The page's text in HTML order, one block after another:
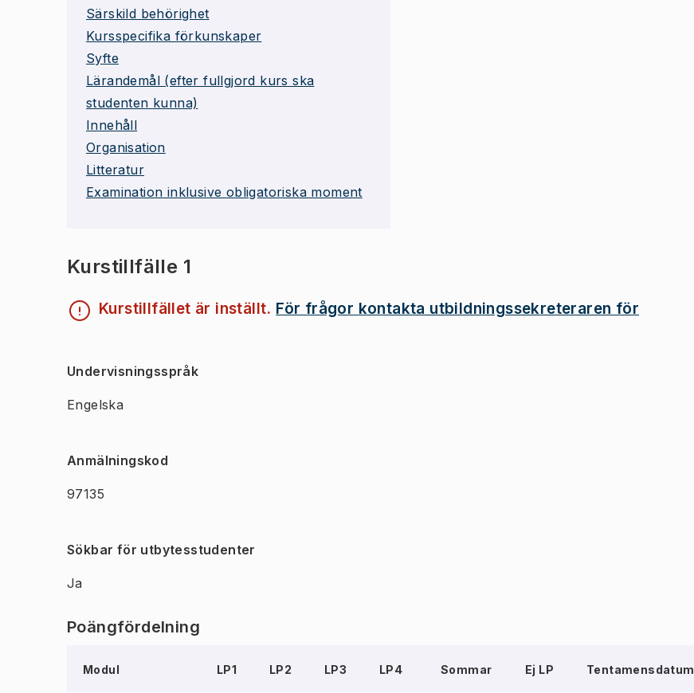
Särskild behörighet
Kursspecifika förkunskaper
Syfte
Lärandemål (efter fullgjord kurs ska
studenten kunna)
Innehåll
Organisation
Litteratur
Examination inklusive obligatoriska moment
Kurstillfälle 1
Kurstillfället är inställt. För frågor kontakta utbildningssekreteraren för
Undervisningsspråk
Engelska
Anmälningskod
97135
Sökbar för utbytesstudenter
Ja
Poängfördelning
Modul LP1 LP2 LP3 LP4 Sommar Ej LP Tentamensdatum